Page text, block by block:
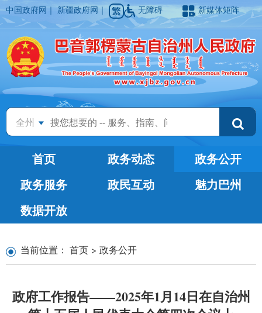
中国政府网 ｜新疆政府网 ｜ 无障碍 新媒体矩阵
全州
首页 政务动态
政务公开
政务服务
政民互动
魅力巴州
数据开放
当前位置： 首页 > 政务公开
政府工作报告——2025年1月14日在自治州